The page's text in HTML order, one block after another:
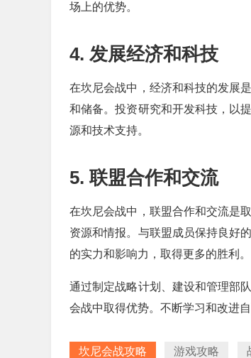
场上的优势。
4. 发展经济和科技
在坎尼会战中，经济和科技的发展
和储备。投资研究和开发科技，以
源和技术支持。
5. 联盟合作和交流
在坎尼会战中，联盟合作和交流是
资源和情报。与联盟成员保持良好
的实力和影响力，取得更多的胜利。
通过制定战略计划、建设和管理部
会战中取得优势。不断学习和改进
坎尼会战攻略 游戏攻略